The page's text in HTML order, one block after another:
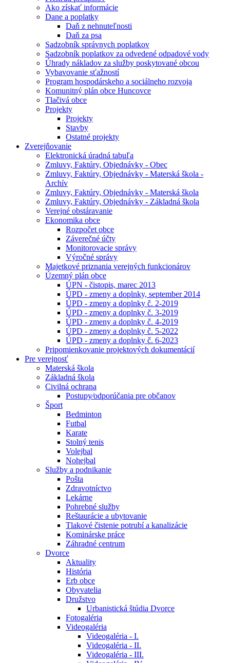
Ako získať informácie
Dane a poplatky
Daň z nehnuteľnosti
Daň za psa
Sadzobník správnych poplatkov
Sadzobník poplatkov za odvedené odpadové vody
Úhrady nákladov za služby poskytované obcou
Vybavovanie sťažností
Program hospodárskeho a sociálneho rozvoja
Komunitný plán obce Huncovce
Tlačivá obce
Projekty
Projekty
Stavby
Ostatné projekty
Zverejňovanie
Elektronická úradná tabuľa
Zmluvy, Faktúry, Objednávky - Obec
Zmluvy, Faktúry, Objednávky - Materská škola -
Archív
Zmluvy, Faktúry, Objednávky - Materská škola
Zmluvy, Faktúry, Objednávky - Základná škola
Verejné obstáravanie
Ekonomika obce
Rozpočet obce
Záverečné účty
Monitorovacie správy
Výročné správy
Majetkové priznania verejných funkcionárov
Územný plán obce
ÚPN - čistopis, marec 2013
ÚPD - zmeny a doplnky, september 2014
ÚPD - zmeny a doplnky č. 2-2019
ÚPD - zmeny a doplnky č. 3-2019
ÚPD - zmeny a doplnky č. 4-2019
ÚPD - zmeny a doplnky č. 5-2022
ÚPD - zmeny a doplnky č. 6-2023
Pripomienkovanie projektových dokumentácií
Pre verejnosť
Materská škola
Základná škola
Civilná ochrana
Postupy⁄odporúčania pre občanov
Šport
Bedminton
Futbal
Karate
Stolný tenis
Volejbal
Nohejbal
Služby a podnikanie
Pošta
Zdravotníctvo
Lekárne
Pohrebné služby
Reštaurácie a ubytovanie
Tlakové čistenie potrubí a kanalizácie
Kominárske práce
Záhradné centrum
Dvorce
Aktuality
História
Erb obce
Obyvatelia
Družstvo
Urbanistická štúdia Dvorce
Fotogaléria
Videogaléria
Videogaléria - I.
Videogaléria - II.
Videogaléria - III.